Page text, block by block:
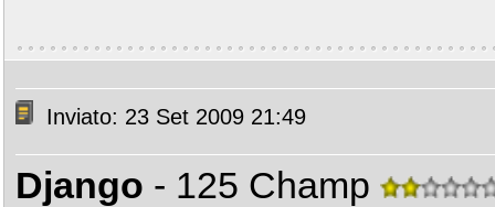
Inviato: 23 Set 2009 21:49
Django - 125 Champ